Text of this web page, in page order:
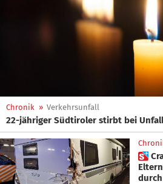
Chronik » Verkehrsunfall
22-jähriger Südtiroler stirbt bei
 Crash mit Wohnwagen: